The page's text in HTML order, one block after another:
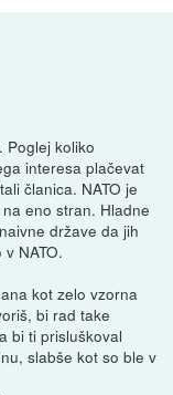
Poglej koliko
interesa plačevat
članica. NATO je
eno stran. Hladne
države da jih
NATO.
kot zelo vzorna
bi rad take
bi ti prisluškoval
slabše kot so ble v